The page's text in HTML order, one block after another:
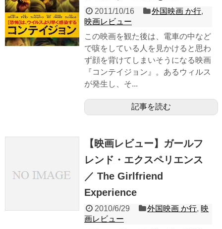
2011/10/16 外国映画 か行,
映画レビュー
この映画を観た後は、電車の中など
で咳をしている人を見かけると思わ
ず顔を背けてしまいそうになる映画
『コンテイジョン』。あるウィルス
が発生し、そ...
記事を読む
【映画レビュー】ガールフ
レンド・エクスペリエンス
／ The Girlfriend
Experience
2010/6/29 外国映画 か行, 映
画レビュー